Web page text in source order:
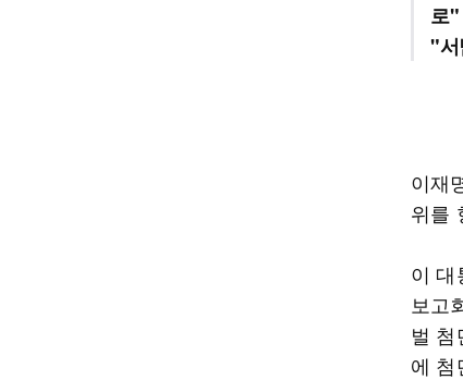
로"
"서
이재
위를
이 대
보고
벌
에 첨